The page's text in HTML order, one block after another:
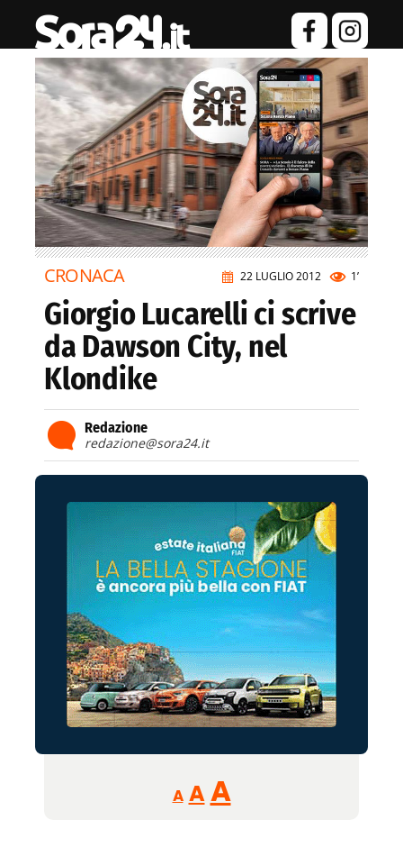
22 LUGLIO 2012 1’
CRONACA
Giorgio Lucarelli ci scrive
da Dawson City, nel
Klondike
Redazione
redazione@sora24.it
A
Reducir
tamaño
A Restablecer
AAumentar